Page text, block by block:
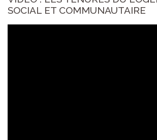
SOCIAL ET COMMUNAUTAIRE